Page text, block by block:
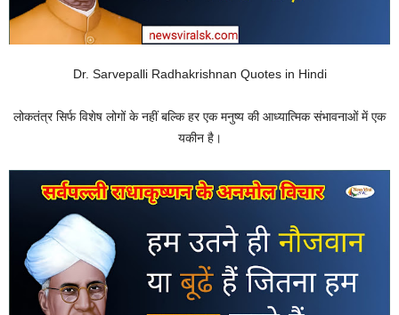
Dr. Sarvepalli Radhakrishnan Quotes in Hindi
लोकतंत्र सिर्फ विशेष लोगों के नहीं बल्कि हर एक मनुष्य की आध्यात्मिक संभावनाओं में एक
यकीन है।